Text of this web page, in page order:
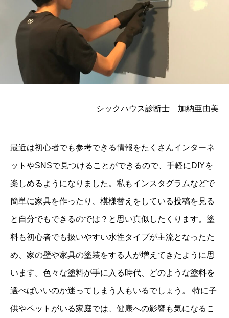
シックハウス診断士 加納亜由美
最近は初心者でも参考できる情報をたくさんインターネ
ットやSNSで見つけることができるので、手軽にDIYを
楽しめるようになりました。私もインスタグラムなどで
簡単に家具を作ったり、模様替えをしている投稿を見る
と自分でもできるのでは？と思い真似したくります。塗
料も初心者でも扱いやすい水性タイプが主流となったた
め、家の壁や家具の塗装をする人が増えてきたように思
います。色々な塗料が手に入る時代、どのような塗料を
選べばいいのか迷ってしまう人もいるでしょう。 特に子
供やペットがいる家庭では、健康への影響も気になるこ